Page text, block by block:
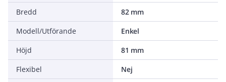
Bredd
82 mm
Modell/Utförande
Enkel
Höjd
81 mm
Flexibel
Nej